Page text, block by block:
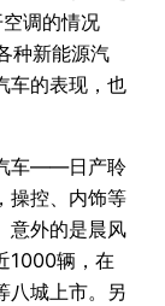
调的情况
种新能源汽
车的表现，也
车——日产聆
操控、内饰等
意外的是晨风
1000辆，在
八城上市。另